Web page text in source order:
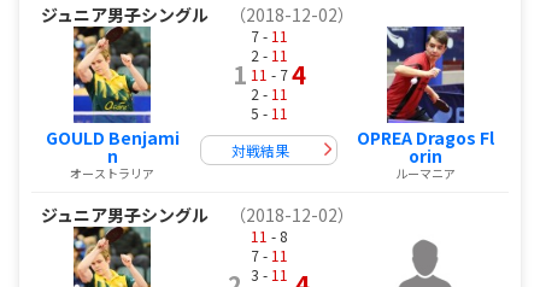
ジュニア男子シングル （2018-12-02）
GOULD Benjami
n
オーストラリア
1
7 - 11
2 - 11
11 - 7
2 - 11
5 - 11
4
対戦結果
OPREA Dragos Fl
orin
ルーマニア
ジュニア男子シングル （2018-12-02）
11 - 8
7 - 11
3 - 11